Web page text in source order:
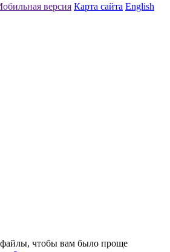
версия Карта сайта English
чтобы вам было проще